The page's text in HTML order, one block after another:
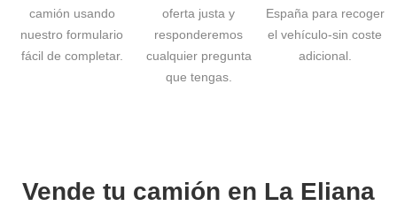
camión usando
nuestro formulario
fácil de completar.
oferta justa y
responderemos
cualquier pregunta
que tengas.
España para recoger
el vehículo-sin coste
adicional.
Vende tu camión en La Eliana